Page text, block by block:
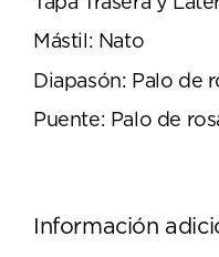
Mástil: Nato
Diapasón: Palo de
Puente: Palo de
Información